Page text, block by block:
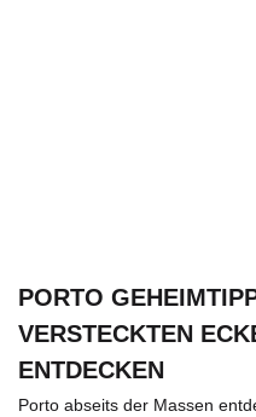
PORTO
VERSTECKTEN
ENTDECKEN
Porto abseits der Massen